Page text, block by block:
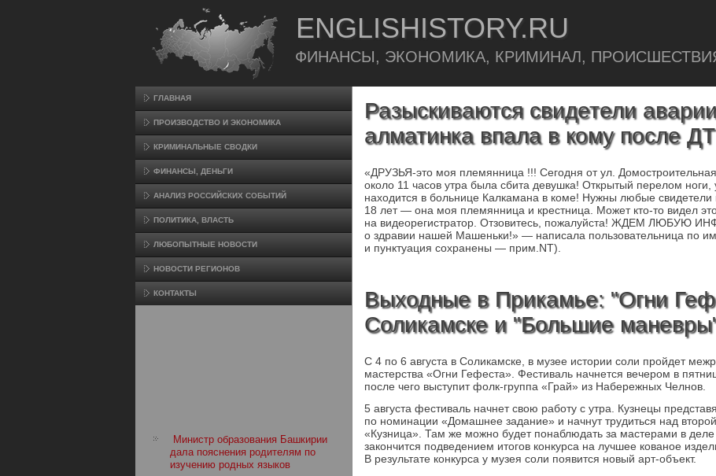
ENGLISHISTORY.RU
ФИНАНСЫ, ЭКОНОМИКА, КРИМИНАЛ,
ГЛАВНАЯ
ПРОИЗВΟДСТВО И ЭКОНОМИКА
КРИМИНАЛЬНЫЕ СВОДКИ
ФИНАНСЫ, ДЕНЬГИ
АНАЛИЗ РОССИЙСКИХ СОБЫТИЙ
ПОЛИТИКА, ВЛАСТЬ
ЛЮБОПЫТНЫЕ НОВОСТИ
НОВОСТИ РЕГИОНОВ
КОНТАКТЫ
Министр образования Башкирии
дала пояснения родителям по
изучению родных языков
Разыскиваются свидетели
алматинка впала в кому после
«ДРУЗЬЯ-это моя племянница !!! Сегодня от ул.
около 11 часов утра была сбита девушка! Открытый перелом
находится в больнице Калкамана в коме! Нужны любые свидетели
18 лет — она моя племянница и крестница. Может кто-то видел
на видеорегистратор. Отзовитесь, пожалуйста! ЖДЕМ ЛЮБУЮ
о здравии нашей Машеньки!» — написала пользовательница по
и пунктуация сохранены — прим.NT).
Выходные в Прикамье: "Огни
Соликамске и "Большие
С 4 по 6 августа в Соликамске, в музее истории соли пройдет
мастерства «Огни Гефеста». Фестиваль начнется вечером в
после чего выступит фолк-группа «Грай» из Набережных Челнов.
5 августа фестиваль начнет свою работу с утра. Кузнецы
по номинации «Домашнее задание» и начнут трудиться над
«Кузница». Там же можно будет понаблюдать за мастерами в
закончится подведением итогов конкурса на лучшее кованое
В результате конкурса у музея соли появится новый арт-объект.